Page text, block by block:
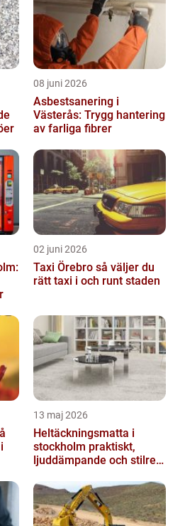
08 juni 2026
Asbestsanering i
Västerås: Trygg hantering
av farliga fibrer
02 juni 2026
Taxi Örebro så väljer du
rätt taxi i och runt staden
13 maj 2026
Heltäckningsmatta i
stockholm praktiskt,
ljuddämpande och stilrent